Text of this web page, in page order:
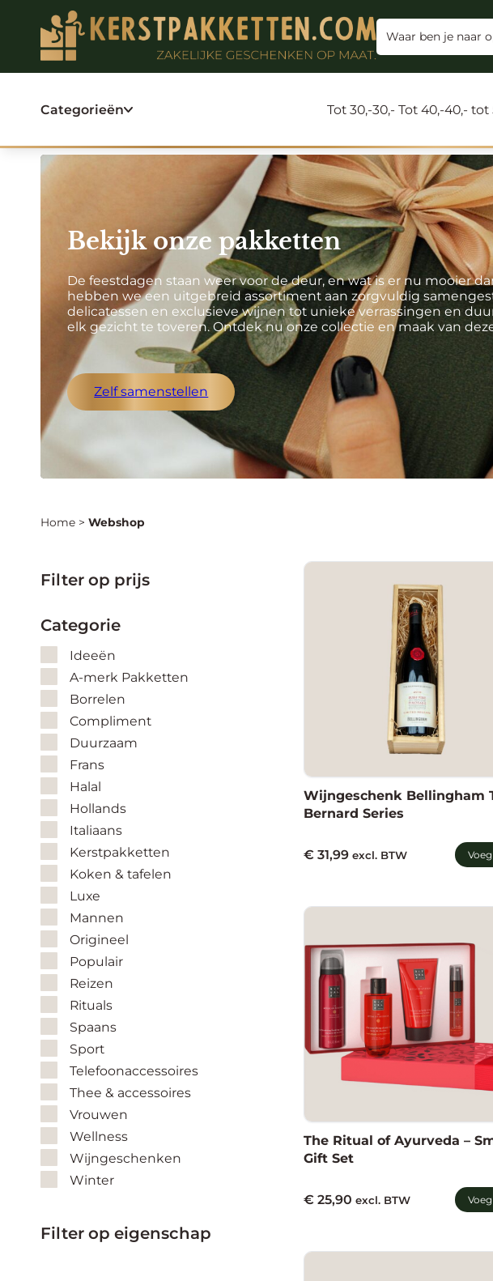
Categorieën Tot 30,-30,- Tot 40,-40,- tot
Bekijk onze pakketten
De feestdagen staan weer voor de deur, en wat is er nu mooier
hebben we een uitgebreid assortiment aan zorgvuldig
delicatessen en exclusieve wijnen tot unieke verrassingen en
elk gezicht te toveren. Ontdek nu onze collectie en maak van
Zelf samenstellen
Home > Webshop
Filter op prijs
Categorie
Ideeën
A-merk Pakketten
Borrelen
Compliment
Duurzaam
Frans
Halal
Hollands
Italiaans
Kerstpakketten
Koken & tafelen
Luxe
Mannen
Origineel
Populair
Reizen
Rituals
Spaans
Sport
Telefoonaccessoires
Thee & accessoires
Vrouwen
Wellness
Wijngeschenken
Winter
Filter op eigenschap
Wijngeschenk Bellingham
Bernard Series
€31,99 excl. BTW
The Ritual of Ayurveda –
Gift Set
€25,90 excl. BTW